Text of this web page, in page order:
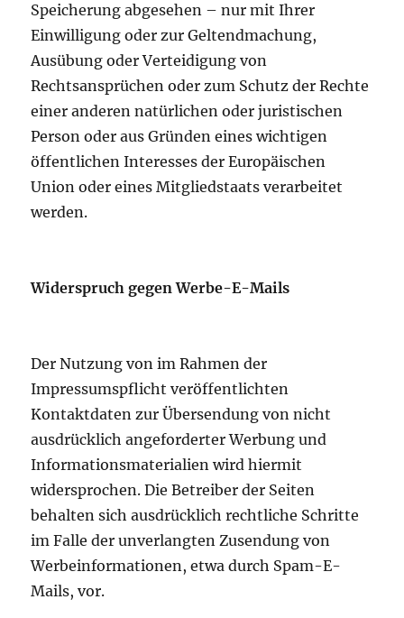
Speicherung abgesehen – nur mit Ihrer
Einwilligung oder zur Geltendmachung,
Ausübung oder Verteidigung von
Rechtsansprüchen oder zum Schutz der Rechte
einer anderen natürlichen oder juristischen
Person oder aus Gründen eines wichtigen
öffentlichen Interesses der Europäischen
Union oder eines Mitgliedstaats verarbeitet
werden.
Widerspruch gegen Werbe-E-Mails
Der Nutzung von im Rahmen der
Impressumspflicht veröffentlichten
Kontaktdaten zur Übersendung von nicht
ausdrücklich angeforderter Werbung und
Informationsmaterialien wird hiermit
widersprochen. Die Betreiber der Seiten
behalten sich ausdrücklich rechtliche Schritte
im Falle der unverlangten Zusendung von
Werbeinformationen, etwa durch Spam-E-
Mails, vor.